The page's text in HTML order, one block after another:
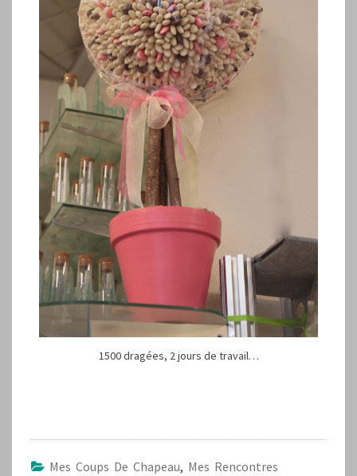
1500 dragées, 2 jours de travail…
Mes Coups De Chapeau, Mes Rencontres